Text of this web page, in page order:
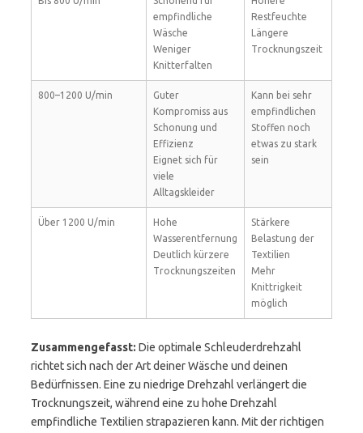
empfindliche
Wäsche
Weniger
Knitterfalten
Restfeuchte
Längere
Trocknungszeit
800–1200 U/min
Guter
Kompromiss aus
Schonung und
Effizienz
Eignet sich für
viele
Alltagskleider
Kann bei sehr
empfindlichen
Stoffen noch
etwas zu stark
sein
Über 1200 U/min
Hohe
Wasserentfernung
Deutlich kürzere
Trocknungszeiten
Stärkere
Belastung der
Textilien
Mehr
Knittrigkeit
möglich
Zusammengefasst: Die optimale Schleuderdrehzahl
richtet sich nach der Art deiner Wäsche und deinen
Bedürfnissen. Eine zu niedrige Drehzahl verlängert die
Trocknungszeit, während eine zu hohe Drehzahl
empfindliche Textilien strapazieren kann. Mit der richtigen